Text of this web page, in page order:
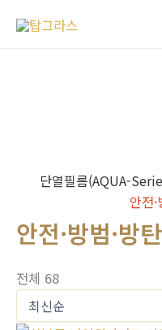
단열필름(AQUA-
안전
안전·방범·방
전체 68